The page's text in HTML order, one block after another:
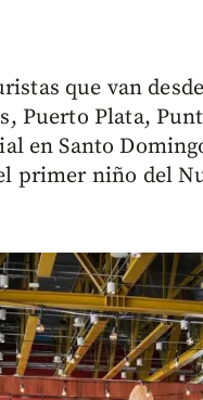
que van
Puerto Plata,
en Santo
primer niño del